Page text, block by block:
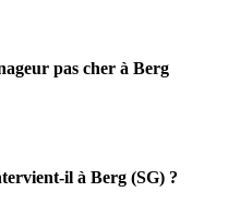
pas cher à Berg
il à Berg (SG) ?